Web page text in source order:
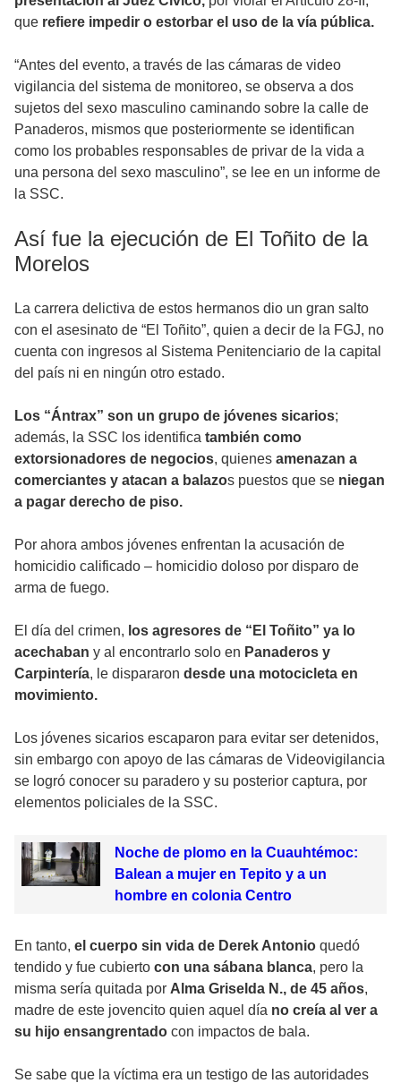
que refiere impedir o estorbar el uso de la vía pública.
“Antes del evento, a través de las cámaras de video
vigilancia del sistema de monitoreo, se observa a dos
sujetos del sexo masculino caminando sobre la calle de
Panaderos, mismos que posteriormente se identifican
como los probables responsables de privar de la vida a
una persona del sexo masculino”, se lee en un informe de
la SSC.
Así fue la ejecución de El Toñito de la
Morelos
La carrera delictiva de estos hermanos dio un gran salto
con el asesinato de “El Toñito”, quien a decir de la FGJ, no
cuenta con ingresos al Sistema Penitenciario de la capital
del país ni en ningún otro estado.
Los “Ántrax” son un grupo de jóvenes sicarios;
además, la SSC los identifica también como
extorsionadores de negocios, quienes amenazan a
comerciantes y atacan a balazos puestos que se niegan
a pagar derecho de piso.
Por ahora ambos jóvenes enfrentan la acusación de
homicidio calificado – homicidio doloso por disparo de
arma de fuego.
El día del crimen, los agresores de “El Toñito” ya lo
acechaban y al encontrarlo solo en Panaderos y
Carpintería, le dispararon desde una motocicleta en
movimiento.
Los jóvenes sicarios escaparon para evitar ser detenidos,
sin embargo con apoyo de las cámaras de Videovigilancia
se logró conocer su paradero y su posterior captura, por
elementos policiales de la SSC.
Noche de plomo en la Cuauhtémoc:
Balean a mujer en Tepito y a un
hombre en colonia Centro
En tanto, el cuerpo sin vida de Derek Antonio quedó
tendido y fue cubierto con una sábana blanca, pero la
misma sería quitada por Alma Griselda N., de 45 años,
madre de este jovencito quien aquel día no creía al ver a
su hijo ensangrentado con impactos de bala.
Se sabe que la víctima era un testigo de las autoridades